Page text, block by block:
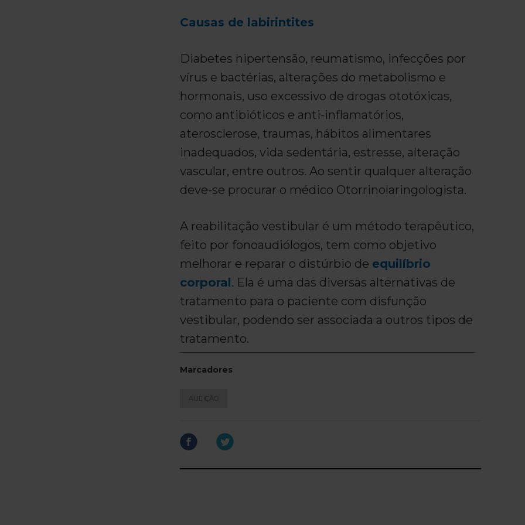
Causas de labirintites
Diabetes hipertensão, reumatismo, infecções por
vírus e bactérias, alterações do metabolismo e
hormonais, uso excessivo de drogas ototóxicas,
como antibióticos e anti-inflamatórios,
aterosclerose, traumas, hábitos alimentares
inadequados, vida sedentária, estresse, alteração
vascular, entre outros. Ao sentir qualquer alteração
deve-se procurar o médico Otorrinolaringologista.
A reabilitação vestibular é um método terapêutico,
feito por fonoaudiólogos, tem como objetivo
melhorar e reparar o distúrbio de equilíbrio
corporal. Ela é uma das diversas alternativas de
tratamento para o paciente com disfunção
vestibular, podendo ser associada a outros tipos de
tratamento.
Marcadores
AUDIÇÃO